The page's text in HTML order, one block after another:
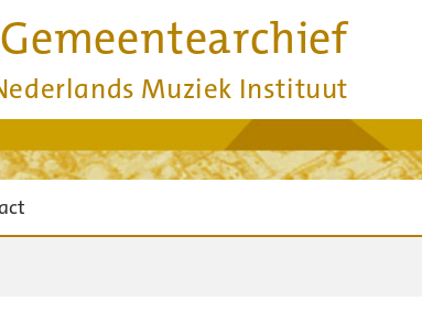
Muziek Instituut